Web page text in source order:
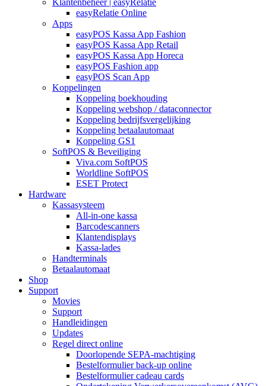
Klantenbeheer | easyRelatie
easyRelatie Online
Apps
easyPOS Kassa App Fashion
easyPOS Kassa App Retail
easyPOS Kassa App Horeca
easyPOS Fashion app
easyPOS Scan App
Koppelingen
Koppeling boekhouding
Koppeling webshop / dataconnector
Koppeling bedrijfsvergelijking
Koppeling betaalautomaat
Koppeling GS1
SoftPOS & Beveiliging
Viva.com SoftPOS
Worldline SoftPOS
ESET Protect
Hardware
Kassasysteem
All-in-one kassa
Barcodescanners
Klantendisplays
Kassa-lades
Handterminals
Betaalautomaat
Shop
Support
Movies
Support
Handleidingen
Updates
Regel direct online
Doorlopende SEPA-machtiging
Bestelformulier back-up online
Bestelformulier cadeau cards